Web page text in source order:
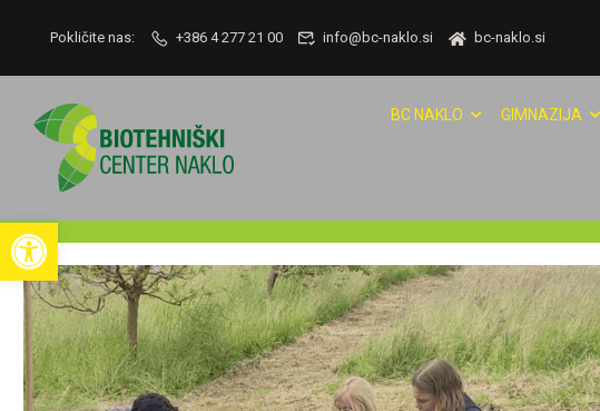
Open toolbar
Pokličite nas: +386 4 277 21 00 info@bc-naklo.si bc-naklo.si
BC NAKLO GIMNAZIJA